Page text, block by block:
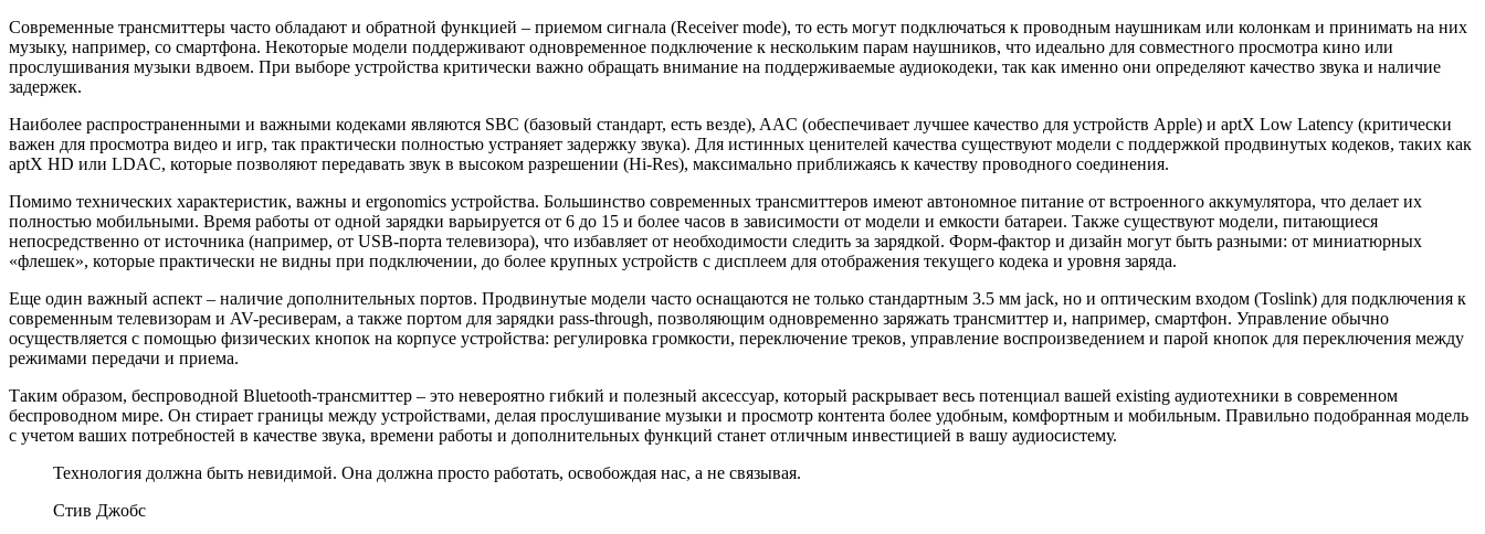
Современные трансмиттеры часто обладают и обратной функцией – приемом сигнала (Receiver mode), то есть могут подключаться к проводным наушникам или колонкам и принимать на них
музыку, например, со смартфона. Некоторые модели поддерживают одновременное подключение к нескольким парам наушников, что идеально для совместного просмотра кино или
прослушивания музыки вдвоем. При выборе устройства критически важно обращать внимание на поддерживаемые аудиокодеки, так как именно они определяют качество звука и наличие
задержек.
Наиболее распространенными и важными кодеками являются SBC (базовый стандарт, есть везде), AAC (обеспечивает лучшее качество для устройств Apple) и aptX Low Latency (критически
важен для просмотра видео и игр, так практически полностью устраняет задержку звука). Для истинных ценителей качества существуют модели с поддержкой продвинутых кодеков, таких как
aptX HD или LDAC, которые позволяют передавать звук в высоком разрешении (Hi-Res), максимально приближаясь к качеству проводного соединения.
Помимо технических характеристик, важны и ergonomics устройства. Большинство современных трансмиттеров имеют автономное питание от встроенного аккумулятора, что делает их
полностью мобильными. Время работы от одной зарядки варьируется от 6 до 15 и более часов в зависимости от модели и емкости батареи. Также существуют модели, питающиеся
непосредственно от источника (например, от USB-порта телевизора), что избавляет от необходимости следить за зарядкой. Форм-фактор и дизайн могут быть разными: от миниатюрных
«флешек», которые практически не видны при подключении, до более крупных устройств с дисплеем для отображения текущего кодека и уровня заряда.
Еще один важный аспект – наличие дополнительных портов. Продвинутые модели часто оснащаются не только стандартным 3.5 мм jack, но и оптическим входом (Toslink) для подключения к
современным телевизорам и AV-ресиверам, а также портом для зарядки pass-through, позволяющим одновременно заряжать трансмиттер и, например, смартфон. Управление обычно
осуществляется с помощью физических кнопок на корпусе устройства: регулировка громкости, переключение треков, управление воспроизведением и парой кнопок для переключения между
режимами передачи и приема.
Таким образом, беспроводной Bluetooth-трансмиттер – это невероятно гибкий и полезный аксессуар, который раскрывает весь потенциал вашей existing аудиотехники в современном
беспроводном мире. Он стирает границы между устройствами, делая прослушивание музыки и просмотр контента более удобным, комфортным и мобильным. Правильно подобранная модель
с учетом ваших потребностей в качестве звука, времени работы и дополнительных функций станет отличным инвестицией в вашу аудиосистему.
Технология должна быть невидимой. Она должна просто работать, освобождая нас, а не связывая.
Стив Джобс